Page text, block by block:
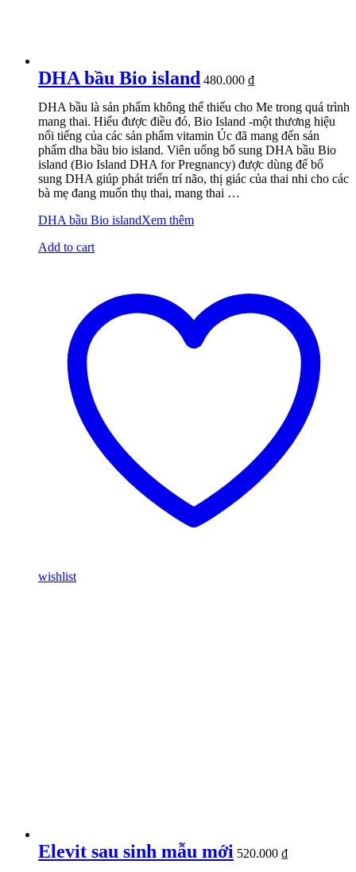
DHA bầu Bio island 480.000 ₫
DHA bầu là sản phẩm không thể thiếu cho Me trong quá trình
mang thai. Hiểu được điều đó, Bio Island -một thương hiệu
nổi tiếng của các sản phẩm vitamin Úc đã mang đến sản
phẩm dha bầu bio island. Viên uống bổ sung DHA bầu Bio
island (Bio Island DHA for Pregnancy) được dùng để bổ
sung DHA giúp phát triển trí não, thị giác của thai nhi cho các
bà mẹ đang muốn thụ thai, mang thai …
DHA bầu Bio islandXem thêm
Add to cart
wishlist
Elevit sau sinh mẫu mới 520.000 ₫